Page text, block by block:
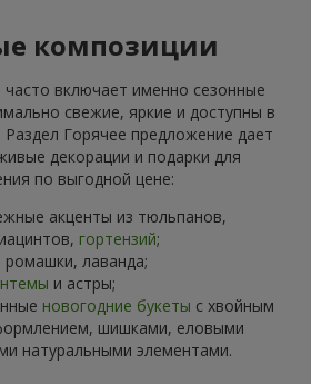
композиции
включает именно сезонные
свежие, яркие и доступны в
Горячее предложение дает
декорации и подарки для
по выгодной цене:
акценты из тюльпанов,
гортензий;
лаванда;
и астры;
новогодние букеты с хвойным
шишками, еловыми
натуральными элементами.